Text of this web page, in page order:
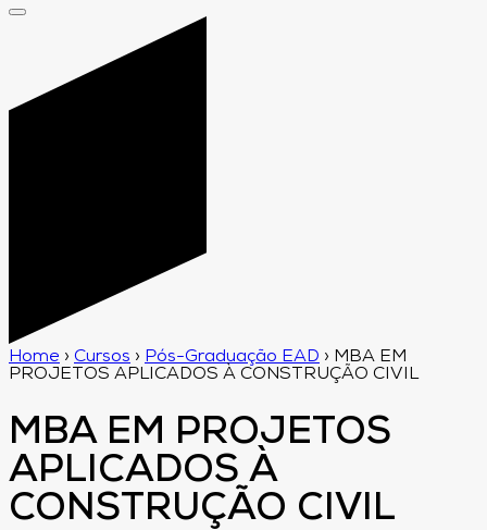
Home › Cursos › Pós-Graduação EAD › MBA EM
PROJETOS APLICADOS À CONSTRUÇÃO CIVIL
MBA EM PROJETOS
APLICADOS À
CONSTRUÇÃO CIVIL